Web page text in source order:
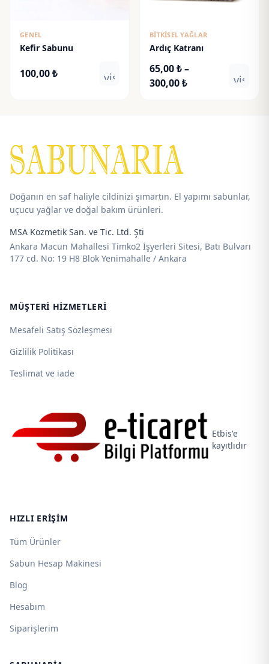
GENEL
Kefir Sabunu
100,00₺ visibility
BITKISEL YAĞLAR
Ardıç Katranı
65,00₺–
300,00₺Fiyat
Doğanın en saf haliyle cildinizi şımartın. El yapımı sabunlar,
uçucu yağlar ve doğal bakım ürünleri.
MSA Kozmetik San. ve Tic. Ltd. Şti
Ankara Macun Mahallesi Timko2 İşyerleri Sitesi, Batı Bulvarı
177 cd. No: 19 H8 Blok Yenimahalle / Ankara
MÜŞTERI HIZMETLERI
Mesafeli Satış Sözleşmesi
Gizlilik Politikası
Teslimat ve iade
Etbis'e
kayıtlıdır
HIZLI ERIŞIM
Tüm Ürünler
Sabun Hesap Makinesi
Blog
Hesabım
Siparişlerim